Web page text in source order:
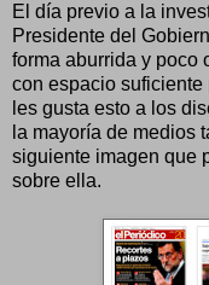
El día previo a la
Presidente del
forma aburrida y poco
con espacio suficiente
les gusta esto a los
la mayoría de medios
siguiente imagen que
sobre ella.